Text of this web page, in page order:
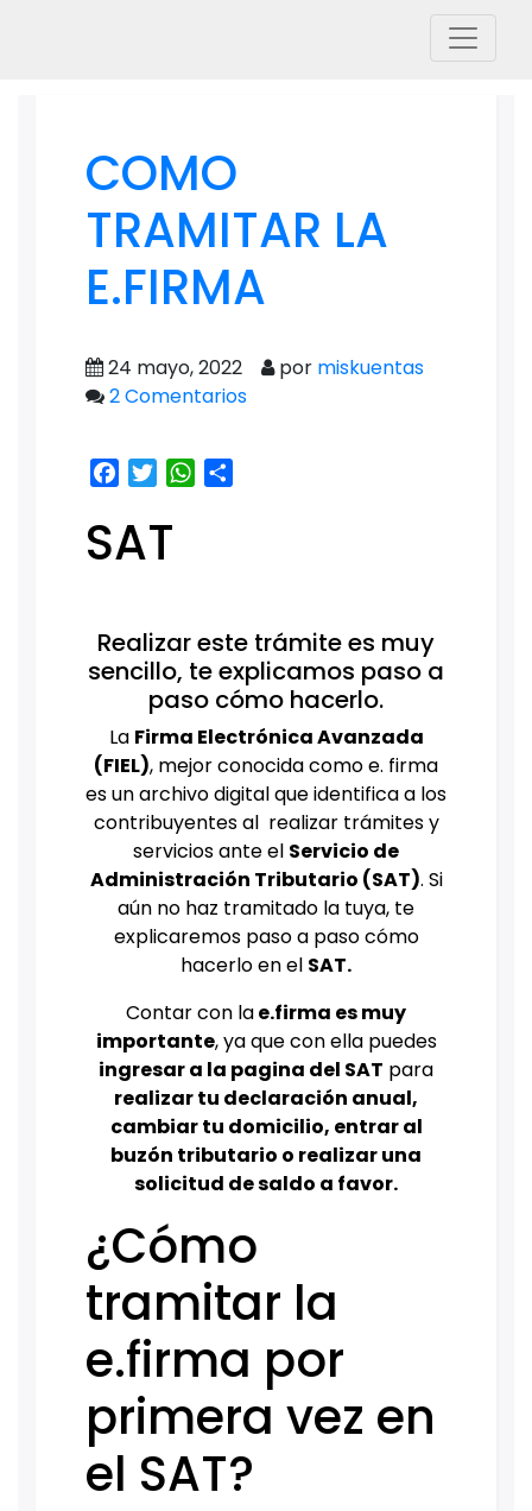
COMO
TRAMITAR LA
E.FIRMA
24 mayo, 2022 por miskuentas
2 Comentarios
Facebook
TwitterWhatsApp
SAT
Realizar este trámite es muy
sencillo, te explicamos paso a
paso cómo hacerlo.
La Firma Electrónica Avanzada
(FIEL), mejor conocida como e. firma
es un archivo digital que identifica a los
contribuyentes al realizar trámites y
servicios ante el Servicio de
Administración Tributario (SAT). Si
aún no haz tramitado la tuya, te
explicaremos paso a paso cómo
hacerlo en el SAT.
Contar con lae.firma es muy
importante, ya que con ella puedes
ingresar a la pagina del SAT para
realizar tu declaración anual,
cambiar tu domicilio, entrar al
buzón tributario o realizar una
solicitud de saldo a favor.
¿Cómo
tramitar la
e.firma por
primera vez en
el SAT?